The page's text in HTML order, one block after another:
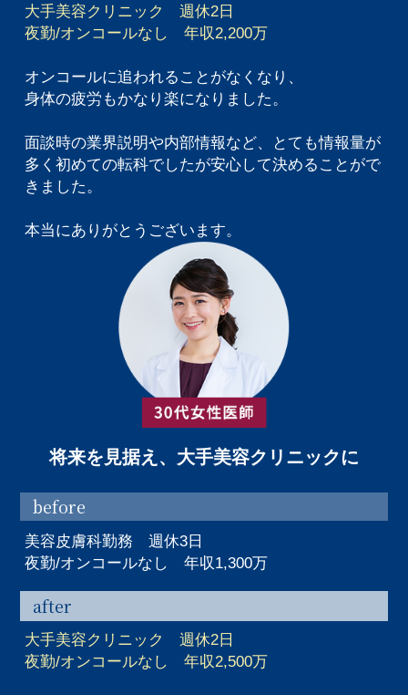
大手美容クリニック 週休2日
夜勤/オンコールなし 年収2,200万
オンコールに追われることがなくなり、
身体の疲労もかなり楽になりました。
面談時の業界説明や内部情報など、とても情報量が
多く初めての転科でしたが安心して決めることがで
きました。
本当にありがとうございます。
将来を見据え、大手美容クリニックに
before
美容皮膚科勤務 週休3日
夜勤/オンコールなし 年収1,300万
after
大手美容クリニック 週休2日
夜勤/オンコールなし 年収2,500万